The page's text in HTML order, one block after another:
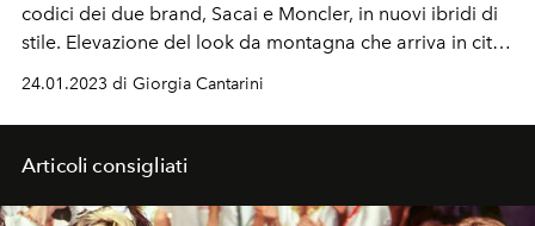
codici dei due brand, Sacai e Moncler, in nuovi ibridi di
stile. Elevazione del look da montagna che arriva in città
24.01.2023 di Giorgia Cantarini
Articoli consigliati